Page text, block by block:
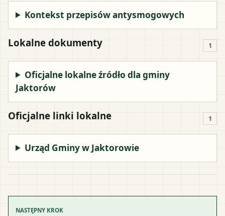
Kontekst przepisów antysmogowych
Lokalne dokumenty 1
Oficjalne lokalne źródło dla gminy
Jaktorów
Oficjalne linki lokalne 1
Urząd Gminy w Jaktorowie
NASTĘPNY KROK